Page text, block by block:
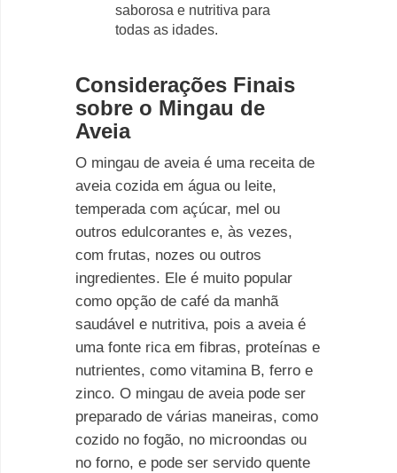
saborosa e nutritiva para
todas as idades.
Considerações Finais
sobre o Mingau de
Aveia
O mingau de aveia é uma receita de
aveia cozida em água ou leite,
temperada com açúcar, mel ou
outros edulcorantes e, às vezes,
com frutas, nozes ou outros
ingredientes. Ele é muito popular
como opção de café da manhã
saudável e nutritiva, pois a aveia é
uma fonte rica em fibras, proteínas e
nutrientes, como vitamina B, ferro e
zinco. O mingau de aveia pode ser
preparado de várias maneiras, como
cozido no fogão, no microondas ou
no forno, e pode ser servido quente